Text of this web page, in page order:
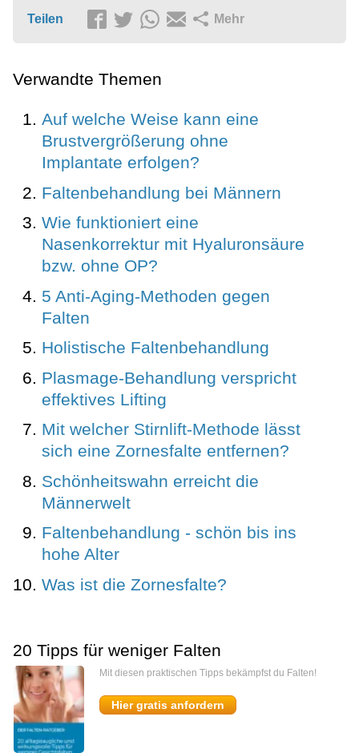
Teilen Mehr
Verwandte Themen
Auf welche Weise kann eine
Brustvergrößerung ohne
Implantate erfolgen?
Faltenbehandlung bei Männern
Wie funktioniert eine
Nasenkorrektur mit Hyaluronsäure
bzw. ohne OP?
5 Anti-Aging-Methoden gegen
Falten
Holistische Faltenbehandlung
Plasmage-Behandlung verspricht
effektives Lifting
Mit welcher Stirnlift-Methode lässt
sich eine Zornesfalte entfernen?
Schönheitswahn erreicht die
Männerwelt
Faltenbehandlung - schön bis ins
hohe Alter
Was ist die Zornesfalte?
20 Tipps für weniger Falten
Mit diesen praktischen Tipps bekämpfst du Falten!
Hier gratis anfordern